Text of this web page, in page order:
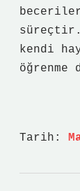
kendi
öğrenme
Tarih: